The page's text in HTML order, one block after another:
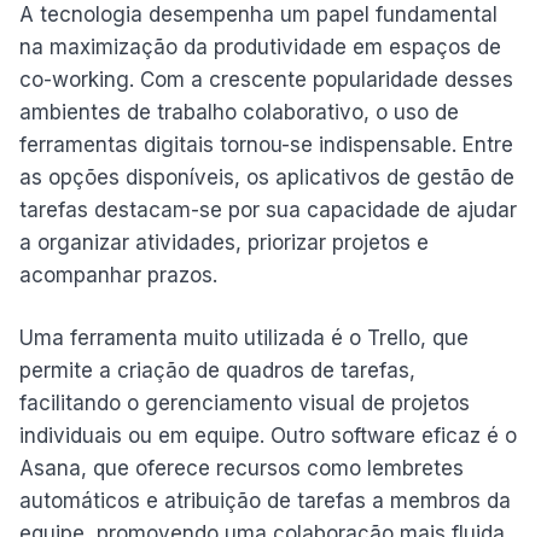
A tecnologia desempenha um papel fundamental
na maximização da produtividade em espaços de
co-working. Com a crescente popularidade desses
ambientes de trabalho colaborativo, o uso de
ferramentas digitais tornou-se indispensable. Entre
as opções disponíveis, os aplicativos de gestão de
tarefas destacam-se por sua capacidade de ajudar
a organizar atividades, priorizar projetos e
acompanhar prazos.
Uma ferramenta muito utilizada é o Trello, que
permite a criação de quadros de tarefas,
facilitando o gerenciamento visual de projetos
individuais ou em equipe. Outro software eficaz é o
Asana, que oferece recursos como lembretes
automáticos e atribuição de tarefas a membros da